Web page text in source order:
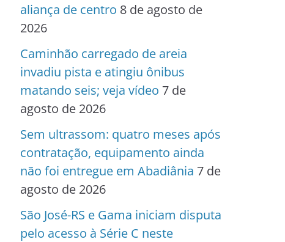
aliança de centro 8 de agosto de
2026
Caminhão carregado de areia
invadiu pista e atingiu ônibus
matando seis; veja vídeo 7 de
agosto de 2026
Sem ultrassom: quatro meses após
contratação, equipamento ainda
não foi entregue em Abadiânia 7 de
agosto de 2026
São José-RS e Gama iniciam disputa
pelo acesso à Série C neste